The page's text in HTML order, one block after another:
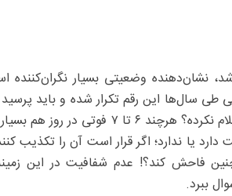
نشان‌دهنده وضعیتی بسیار نگران‌کننده
طی سال‌ها این رقم تکرار شده و باید
کجا بوده است؟ چرا وزارت بهداشت تا به امروز آن را
دارد یا ندارد؛ اگر قرار است آن را تکذیب
فاحش کند؟! عدم شفافیت در این
ببرد.